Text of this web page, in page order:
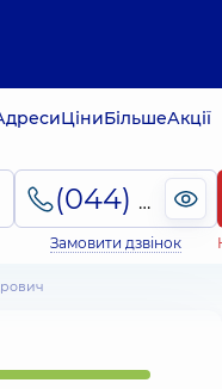
ЦіниБільшеАкції
(044) 495-2-888
Замовити дзвінок